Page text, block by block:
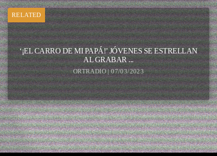
RELATED
‘¡EL CARRO DE MI PAPÁ!’ JÓVENES SE ESTRELLAN
AL GRABAR ...
ORTRADIO | 07/03/2023